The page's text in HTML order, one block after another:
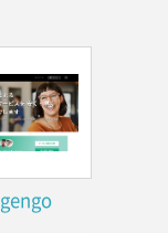
gengo